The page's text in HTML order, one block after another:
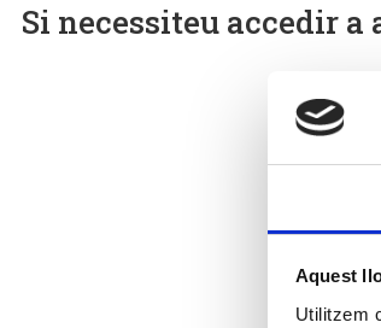
Aquest
Utilitzem
Si necessiteu accedir a